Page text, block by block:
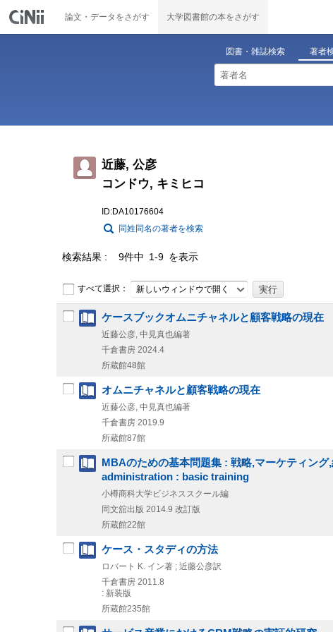
論文・データをさがす 大学図書館の本をさがす
図書・雑誌検索 著者
近藤, 公彦
コンドウ, キミヒコ
ID:DA10176604
同姓同名の著者を検索
検索結果 9件中 1-9 を表示
すべて選択： 新しいウィンドウで開く
ケースブックオムニチャネルと顧客戦略の現在
近藤公彦, 中見真也編著
千倉書房 2024.4
所蔵館48館
オムニチャネルと顧客戦略の現在
近藤公彦, 中見真也編著
千倉書房 2019.9
所蔵館87館
MBAのための基本問題集 : 戦略,マーケティン
administration : basic training
小樽商科大学ビジネススクール編
同文舘出版 2014.9 改訂版
所蔵館22館
ケース・スタディの方法
ロバート K. イン著 ; 近藤公彦訳
千倉書房 2011.8
: 新装版
所蔵館235館